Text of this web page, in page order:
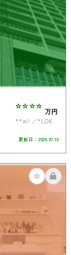
**** 万円
**m²
*LDK
更新日： 2026.07.10